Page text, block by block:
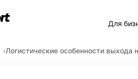
Для
Логистические особенности выхода